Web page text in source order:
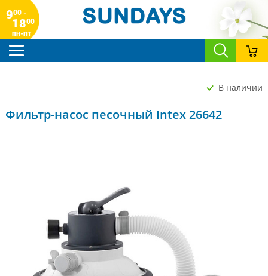
900 -
1800
пн-пт
В наличии
Фильтр-насос песочный Intex 26642